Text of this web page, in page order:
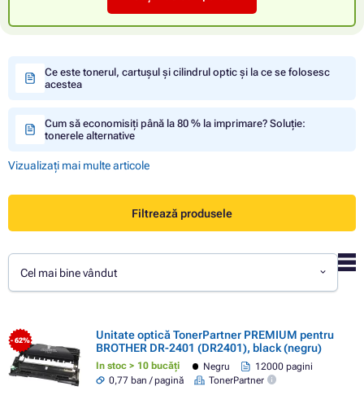
Ce este tonerul, cartușul și cilindrul optic și la ce se folosesc
acestea
Cum să economisiți până la 80 % la imprimare? Soluție:
tonerele alternative
Vizualizați mai multe articole
Filtrează produsele
Cel mai bine vândut
- 62%
Unitate optică TonerPartner PREMIUM pentru
BROTHER DR-2401 (DR2401), black (negru)
In stoc > 10 bucăți Negru
12000 pagini
0,77 ban / pagină
TonerPartner